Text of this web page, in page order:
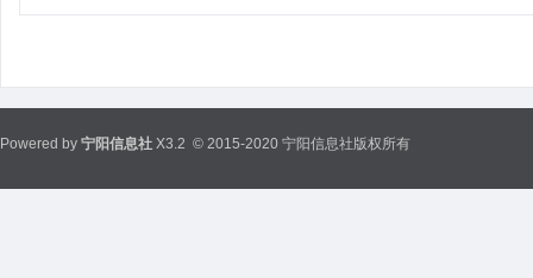
Powered by 宁阳信息社 X3.2 © 2015-2020 宁阳信息社版权所有